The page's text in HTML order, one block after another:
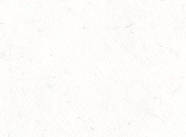
März 8th, 2017 No Comments